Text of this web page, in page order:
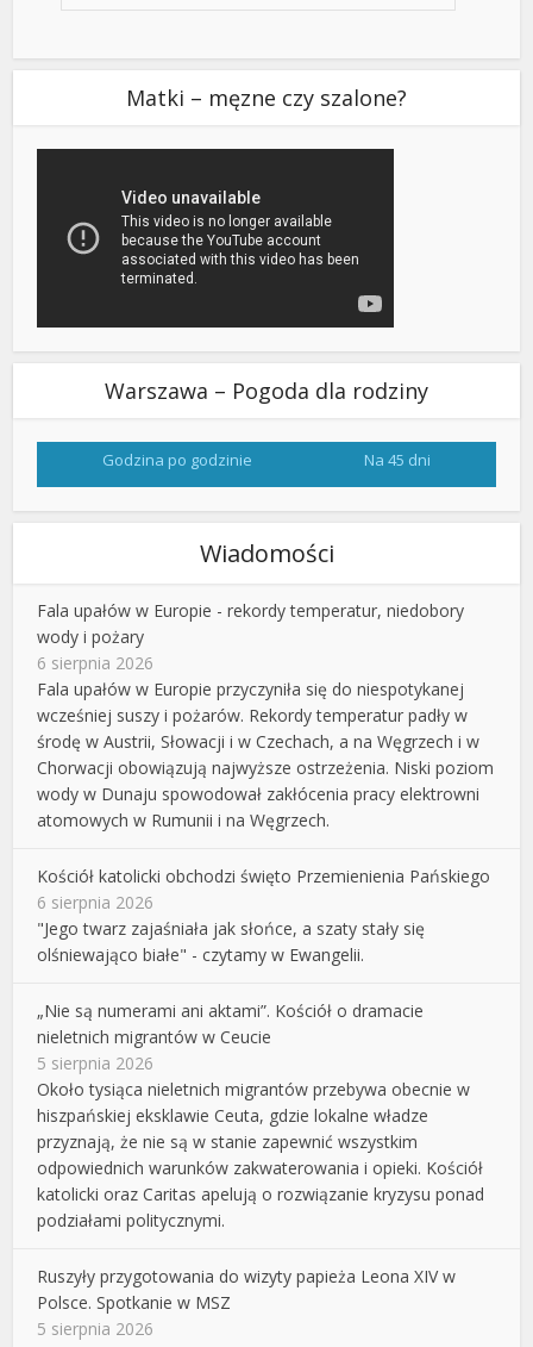
Matki – męzne czy szalone?
Warszawa – Pogoda dla rodziny
Godzina po godzinie Na 45 dni
Wiadomości
Fala upałów w Europie - rekordy temperatur, niedobory
wody i pożary
6 sierpnia 2026
Fala upałów w Europie przyczyniła się do niespotykanej
wcześniej suszy i pożarów. Rekordy temperatur padły w
środę w Austrii, Słowacji i w Czechach, a na Węgrzech i w
Chorwacji obowiązują najwyższe ostrzeżenia. Niski poziom
wody w Dunaju spowodował zakłócenia pracy elektrowni
atomowych w Rumunii i na Węgrzech.
Kościół katolicki obchodzi święto Przemienienia Pańskiego
6 sierpnia 2026
"Jego twarz zajaśniała jak słońce, a szaty stały się
olśniewająco białe" - czytamy w Ewangelii.
„Nie są numerami ani aktami”. Kościół o dramacie
nieletnich migrantów w Ceucie
5 sierpnia 2026
Około tysiąca nieletnich migrantów przebywa obecnie w
hiszpańskiej eksklawie Ceuta, gdzie lokalne władze
przyznają, że nie są w stanie zapewnić wszystkim
odpowiednich warunków zakwaterowania i opieki. Kościół
katolicki oraz Caritas apelują o rozwiązanie kryzysu ponad
podziałami politycznymi.
Ruszyły przygotowania do wizyty papieża Leona XIV w
Polsce. Spotkanie w MSZ
5 sierpnia 2026